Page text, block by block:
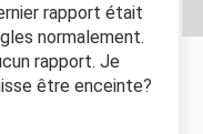
rapport était
normalement.
rapport. Je
être enceinte?